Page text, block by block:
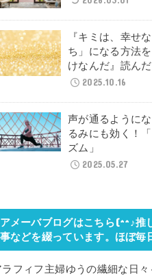
『キミは、幸せ
ち」になる方法
けなんだ』読ん
2025.10.16
声が通るように
るみにも効く！
ズム」
2025.05.27
アメーバブログはこちら(^^♪推
事などを綴っています。ほぼ毎
ラフィフ主婦ゆうの繊細な日々